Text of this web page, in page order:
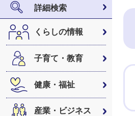
タ
ム
検
索
詳細検索
くらしの情報
子育て・教育
健康・福祉
産業・ビジネス